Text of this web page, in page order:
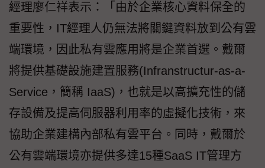
經理廖仁祥表示：「由於企業核心資料保全的
重要性，IT經理人仍無法將關鍵資料放到公有雲
端環境，因此私有雲應用將是企業首選。戴爾
將提供基礎設施建置服務(Infranstructur-as-a-
Service，簡稱 IaaS)，也就是以高擴充性的儲
存設備及提高伺服器利用率的虛擬化技術，來
協助企業建構內部私有雲平台。同時，戴爾於
公有雲端環境亦提供多達15種SaaS IT管理方